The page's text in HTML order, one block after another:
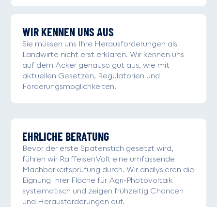
WIR KENNEN UNS AUS
Sie müssen uns Ihre Herausforderungen als
Landwirte nicht erst erklären. Wir kennen uns
auf dem Acker genauso gut aus, wie mit
aktuellen Gesetzen, Regulatorien und
Förderungsmöglichkeiten.
EHRLICHE BERATUNG
Bevor der erste Spatenstich gesetzt wird,
führen wir RaiffeisenVolt eine umfassende
Machbarkeitsprüfung durch. Wir analysieren die
Eignung Ihrer Fläche für Agri-Photovoltaik
systematisch und zeigen frühzeitig Chancen
und Herausforderungen auf.